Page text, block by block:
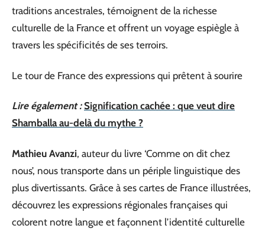
traditions ancestrales, témoignent de la richesse
culturelle de la France et offrent un voyage espiègle à
travers les spécificités de ses terroirs.
Le tour de France des expressions qui prêtent à sourire
Lire également : Signification cachée : que veut dire
Shamballa au-delà du mythe ?
Mathieu Avanzi, auteur du livre ‘Comme on dit chez
nous’, nous transporte dans un périple linguistique des
plus divertissants. Grâce à ses cartes de France illustrées,
découvrez les expressions régionales françaises qui
colorent notre langue et façonnent l’identité culturelle